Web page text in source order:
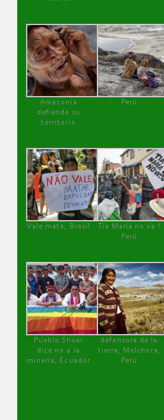
Amazonía
defiende su
territorio
Perú
Vale mata, Brasil
Tía María no va !
Perú
Pueblo Shuar
dice no a la
minería, Ecuador
defensora de la
tierra, Melchora,
Perú